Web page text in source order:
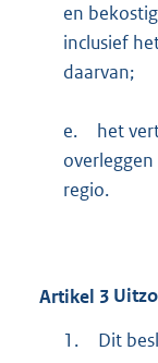
en
inclusief
daarvan;
e.
het
regio.
Artikel 3
1.
Dit